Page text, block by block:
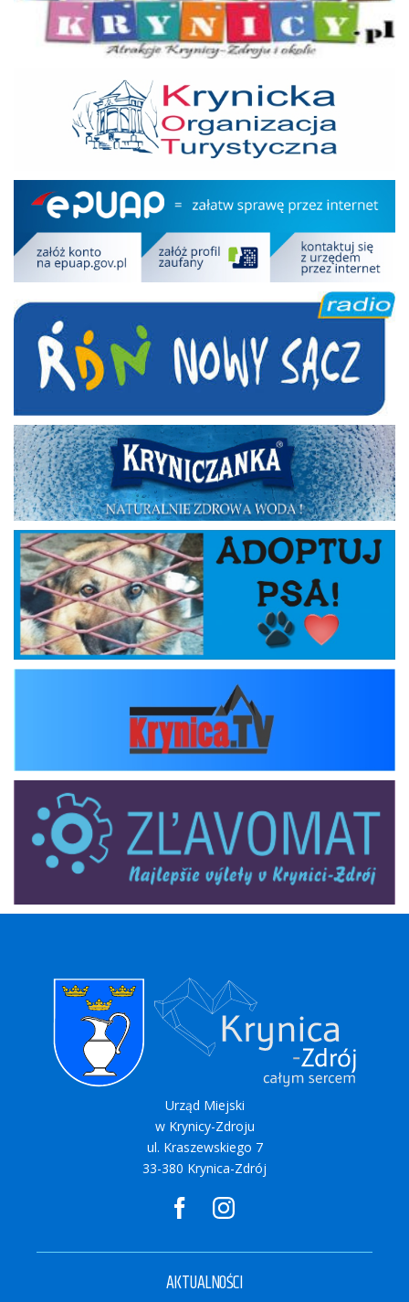
Kryniczanka
Adoptuj psa
krynica_tv
Urząd Miejski
w Krynicy-Zdroju
ul. Kraszewskiego 7
33-380 Krynica-Zdrój
AKTUALNOŚCI